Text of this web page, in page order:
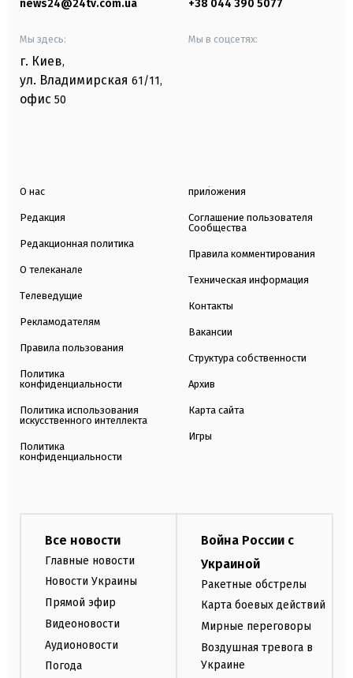
news24@24tv.com.ua +38 044 390 5077
Мы здесь:
г. Киев,
ул. Владимирская 61/11,
офис 50
Мы в соцсетях:
О нас
Редакция
Редакционная политика
О телеканале
Телеведущие
Рекламодателям
Правила пользования
Политика
конфиденциальности
Политика использования
искусственного интеллекта
Политика
конфиденциальности
приложения
Соглашение пользователя
Сообщества
Правила комментирования
Техническая информация
Контакты
Вакансии
Структура собственности
Архив
Карта сайта
Игры
Все новости
Главные новости
Новости Украины
Прямой эфир
Видеоновости
Аудионовости
Погода
Война России с
Украиной
Ракетные обстрелы
Карта боевых действий
Мирные переговоры
Воздушная тревога в
Украине